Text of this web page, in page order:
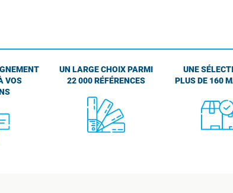
VOS
UN LARGE CHOIX PARMI
22 000 RÉFÉRENCES
UNE
PLUS DE 160